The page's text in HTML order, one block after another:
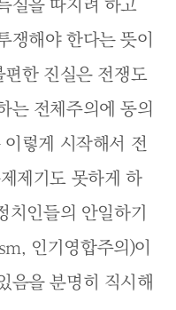
실을 따지려 하고
쟁해야 한다는 뜻이
한 진실은 전쟁도
는 전체주의에 동의
렇게 시작해서 전
제기도 못하게 하
인들의 안일하기
인기영합주의)이
음을 분명히 직시해